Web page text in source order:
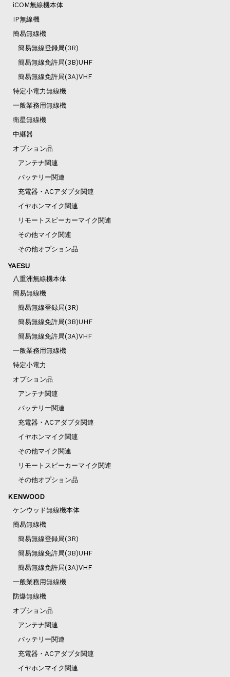
iCOM無線機本体
IP無線機
簡易無線機
簡易無線登録局(3R)
簡易無線免許局(3B)UHF
簡易無線免許局(3A)VHF
特定小電力無線機
一般業務用無線機
衛星無線機
中継器
オプション品
アンテナ関連
バッテリー関連
充電器・ACアダプタ関連
イヤホンマイク関連
リモートスピーカーマイク関連
その他マイク関連
その他オプション品
YAESU
八重洲無線機本体
簡易無線機
簡易無線登録局(3R)
簡易無線免許局(3B)UHF
簡易無線免許局(3A)VHF
一般業務用無線機
特定小電力
オプション品
アンテナ関連
バッテリー関連
充電器・ACアダプタ関連
イヤホンマイク関連
その他マイク関連
リモートスピーカーマイク関連
その他オプション品
KENWOOD
ケンウッド無線機本体
簡易無線機
簡易無線登録局(3R)
簡易無線免許局(3B)UHF
簡易無線免許局(3A)VHF
一般業務用無線機
防爆無線機
オプション品
アンテナ関連
バッテリー関連
充電器・ACアダプタ関連
イヤホンマイク関連